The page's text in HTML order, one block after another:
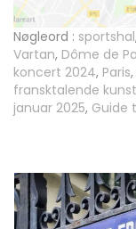
Nøgleord : sportshal,
Vartan, Dôme de
koncert 2024, Paris,
fransktalende
januar 2025, Guide